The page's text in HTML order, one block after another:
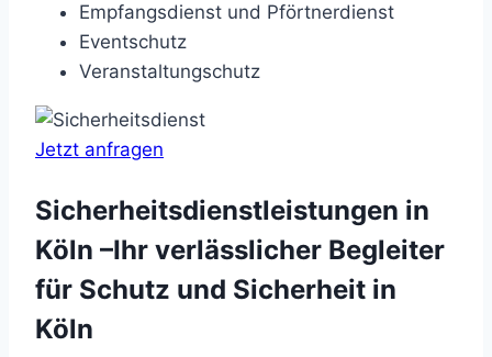
Empfangsdienst und Pförtnerdienst
Eventschutz
Veranstaltungschutz
Jetzt anfragen
Sicherheitsdienstleistungen in
Köln –Ihr verlässlicher Begleiter
für Schutz und Sicherheit in
Köln